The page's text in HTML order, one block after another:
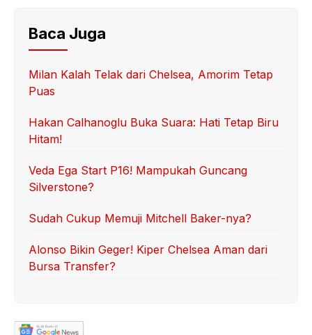
Baca Juga
Milan Kalah Telak dari Chelsea, Amorim Tetap
Puas
Hakan Calhanoglu Buka Suara: Hati Tetap Biru
Hitam!
Veda Ega Start P16! Mampukah Guncang
Silverstone?
Sudah Cukup Memuji Mitchell Baker-nya?
Alonso Bikin Geger! Kiper Chelsea Aman dari
Bursa Transfer?